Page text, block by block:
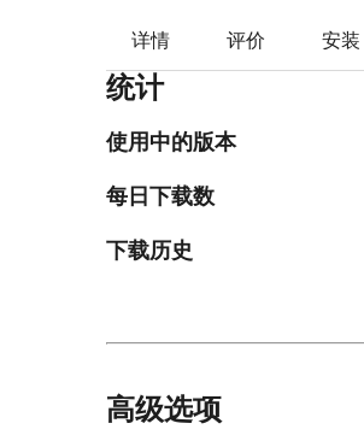
详情 评价 安装
统计
使用中的版本
每日下载数
下载历史
高级选项